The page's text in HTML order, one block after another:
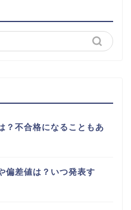
？不合格になることもあ
偏差値は？いつ発表す